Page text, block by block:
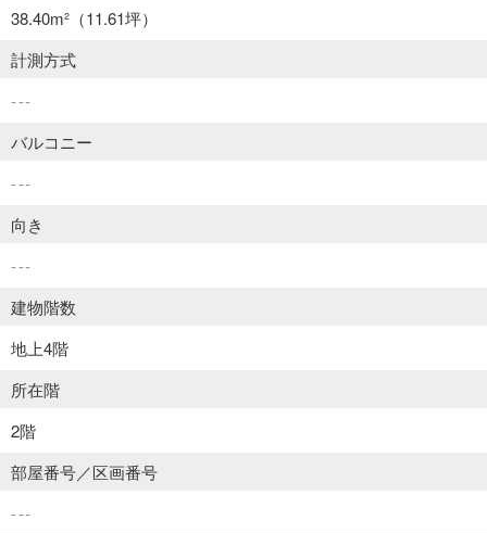
38.40m² （11.61坪）
計測方式
---
バルコニー
---
向き
---
建物階数
地上4階
所在階
2階
部屋番号／区画番号
---